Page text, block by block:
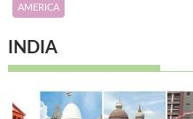
AMERICA
INDIA